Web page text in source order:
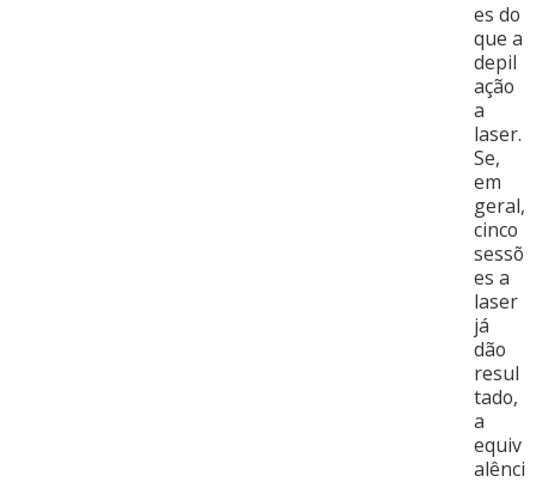
es do
que a
depil
ação
a
laser.
Se,
em
geral,
cinco
sessõ
es a
laser
já
dão
resul
tado,
a
equiv
alênci